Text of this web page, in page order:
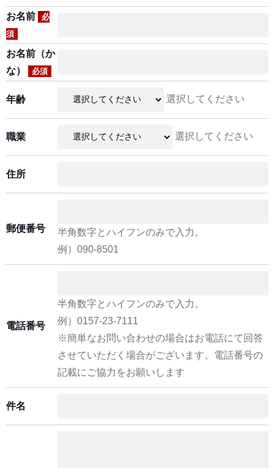
お名前
必
須
お名前（か
な）
必須
年齢 選択してください
職業 選択してください
住所
郵便番号
半角数字とハイフンのみで入力。
例）090-8501
電話番号
半角数字とハイフンのみで入力。
例）0157-23-7111
※簡単なお問い合わせの場合はお電話にて回答
させていただく場合がございます。電話番号の
記載にご協力をお願いします
件名